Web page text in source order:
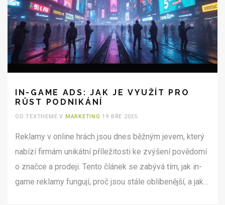
IN-GAME ADS: JAK JE VYUŽÍT PRO
RŮST PODNIKÁNÍ
OD TEXTHEME V MARKETING 19 BŘE 2025
Reklamy v online hrách jsou dnes běžným jevem, který
nabízí firmám unikátní příležitosti ke zvýšení povědomí
o značce a prodeji. Tento článek se zabývá tím, jak in-
game reklamy fungují, proč jsou stále oblíbenější, a jak